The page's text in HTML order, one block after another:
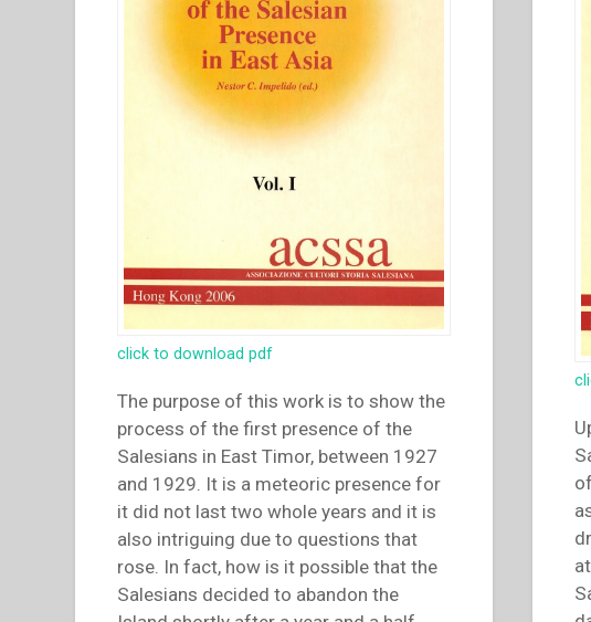
click to download pdf
The purpose of this work is to show the
process of the first presence of the
Salesians in East Timor, between 1927
and 1929. It is a meteoric presence for
it did not last two whole years and it is
also intriguing due to questions that
rose. In fact, how is it possible that the
Salesians decided to abandon the